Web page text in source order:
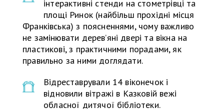
інтерактивні стенди на стометрівці та
площі Ринок (найбільш прохідні місця
Франківська) з поясненнями, чому важливо
не замінювати дерев’яні двері та вікна на
пластикові, з практичними порадами, як
правильно за ними доглядати.
Відреставрували 14 віконечок і
відновили вітражі в Казковій вежі
обласної дитячої бібліотеки.